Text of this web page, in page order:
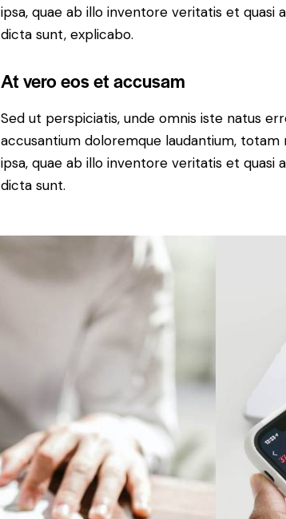
ipsa, quae ab illo inventore veritatis et
dicta sunt, explicabo.
At vero eos et accusam
Sed ut perspiciatis, unde omnis iste natus
accusantium doloremque laudantium, totam
ipsa, quae ab illo inventore veritatis et
dicta sunt.